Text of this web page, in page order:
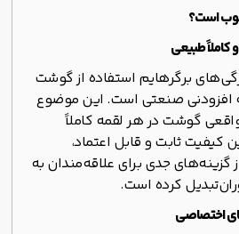
است؟
برگرهایم استفاده از گوشت
افزودنی صنعتی است. این موضوع
گوشت در هر لقمه کاملاً
ثابت و قابل اعتماد،
گزینه‌های جدی برای علاقه‌مندان به
تبدیل کرده است.